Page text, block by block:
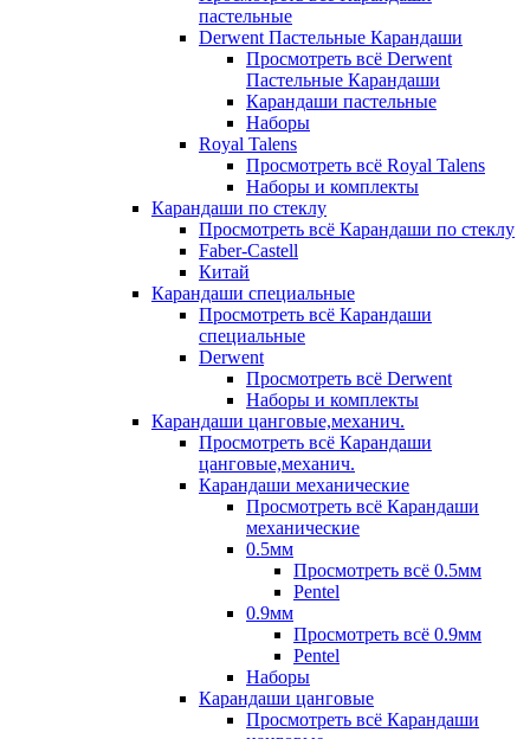
пастельные
Derwent Пастельные Карандаши
Просмотреть всё Derwent
Пастельные Карандаши
Карандаши пастельные
Наборы
Royal Talens
Просмотреть всё Royal Talens
Наборы и комплекты
Карандаши по стеклу
Просмотреть всё Карандаши по стеклу
Faber-Castell
Китай
Карандаши специальные
Просмотреть всё Карандаши
специальные
Derwent
Просмотреть всё Derwent
Наборы и комплекты
Карандаши цанговые,механич.
Просмотреть всё Карандаши
цанговые,механич.
Карандаши механические
Просмотреть всё Карандаши
механические
0.5мм
Просмотреть всё 0.5мм
Pentel
0.9мм
Просмотреть всё 0.9мм
Pentel
Наборы
Карандаши цанговые
Просмотреть всё Карандаши